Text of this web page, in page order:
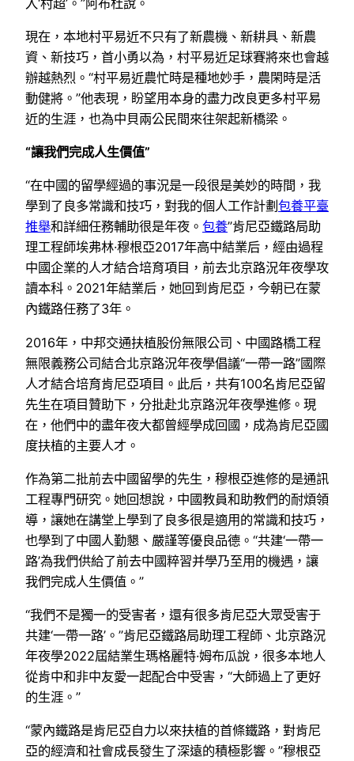
現在，本地村平易近不只有了新農機、新耕具、新農
資、新技巧，首小勇以為，村平易近足球賽將來也會越
辦越熱烈。“村平易近農忙時是種地妙手，農閑時是活
動健將。”他表現，盼望用本身的盡力改良更多村平易
近的生涯，也為中貝兩公民間來往架起新橋梁。
“讓我們完成人生價值”
“在中國的留學經過的事況是一段很是美妙的時間，我
學到了良多常識和技巧，對我的個人工作計劃 包養平臺
推舉和詳細任務輔助很是年夜。 包養”肯尼亞鐵路局助
理工程師埃弗林·穆根亞2017年高中結業后，經由過程
中國企業的人才結合培育項目，前去北京路況年夜學攻
讀本科。2021年結業后，她回到肯尼亞，今朝已在蒙
內鐵路任務了3年。
2016年，中邦交通扶植股份無限公司、中國路橋工程
無限義務公司結合北京路況年夜學倡議“一帶一路”國際
人才結合培育肯尼亞項目。此后，共有100名肯尼亞留
先生在項目贊助下，分批赴北京路況年夜學進修。現
在，他們中的盡年夜大都曾經學成回國，成為肯尼亞國
度扶植的主要人才。
作為第二批前去中國留學的先生，穆根亞進修的是通訊
工程專門研究。她回想說，中國教員和助教們的耐煩領
導，讓她在講堂上學到了良多很是適用的常識和技巧，
也學到了中國人勤懇、嚴謹等優良品德。“共建‘一帶一
路’為我們供給了前去中國粹習并學乃至用的機遇，讓
我們完成人生價值。”
“我們不是獨一的受害者，還有很多肯尼亞大眾受害于
共建‘一帶一路’。”肯尼亞鐵路局助理工程師、北京路況
年夜學2022屆結業生瑪格麗特·姆布瓜說，很多本地人
從肯中和非中友愛一起配合中受害，“大師過上了更好
的生涯。”
“蒙內鐵路是肯尼亞自力以來扶植的首條鐵路，對肯尼
亞的經濟和社會成長發生了深遠的積極影響。”穆根亞